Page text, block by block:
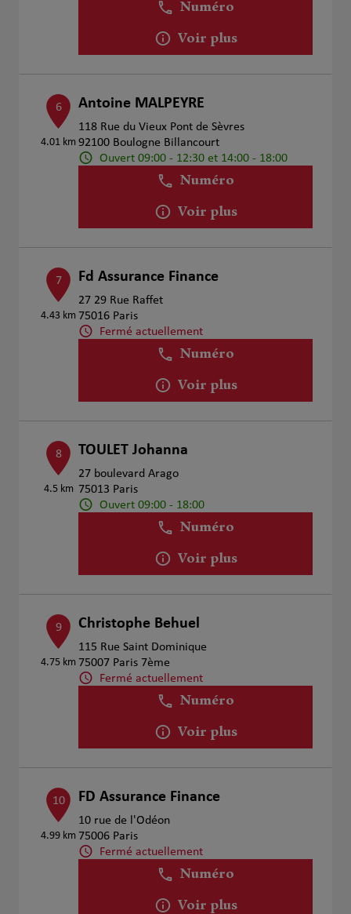
Numéro
Voir plus
6
4.01 km
Antoine MALPEYRE
118 Rue du Vieux Pont de Sèvres
92100 Boulogne Billancourt
Ouvert 09:00 - 12:30 et 14:00 - 18:00
Numéro
Voir plus
7
4.43 km
Fd Assurance Finance
27 29 Rue Raffet
75016 Paris
Fermé actuellement
Numéro
Voir plus
8
4.5 km
TOULET Johanna
27 boulevard Arago
75013 Paris
Ouvert 09:00 - 18:00
Numéro
Voir plus
9
4.75 km
Christophe Behuel
115 Rue Saint Dominique
75007 Paris 7ème
Fermé actuellement
Numéro
Voir plus
10
4.99 km
FD Assurance Finance
10 rue de l'Odéon
75006 Paris
Fermé actuellement
Numéro
Voir plus